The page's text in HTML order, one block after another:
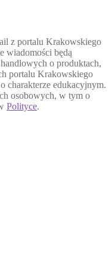
z portalu Krakowskiego
wiadomości będą
o produktach,
portalu Krakowskiego
charakterze edukacyjnym.
osobowych, w tym o
Polityce.